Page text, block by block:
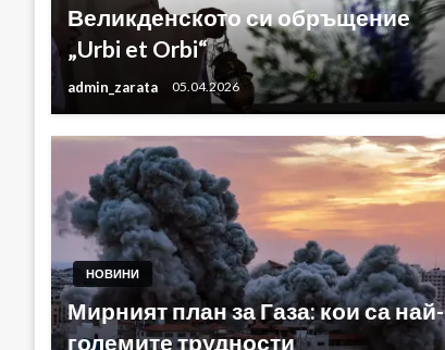
Великденското си обръщение
„Urbi et Orbi“
admin_zarata 05.04.2026
НОВИНИ
Мирният план за Газа: кои са най-
големите трудности